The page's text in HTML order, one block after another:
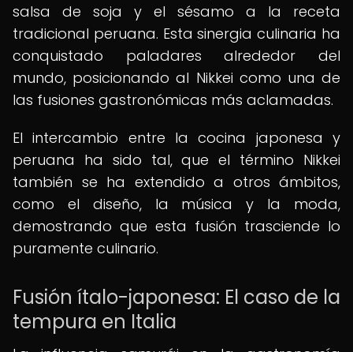
salsa de soja y el sésamo a la receta
tradicional peruana. Esta sinergia culinaria ha
conquistado paladares alrededor del
mundo, posicionando al Nikkei como una de
las fusiones gastronómicas más aclamadas.
El intercambio entre la cocina japonesa y
peruana ha sido tal, que el término Nikkei
también se ha extendido a otros ámbitos,
como el diseño, la música y la moda,
demostrando que esta fusión trasciende lo
puramente culinario.
Fusión ítalo-japonesa: El caso de la
tempura en Italia